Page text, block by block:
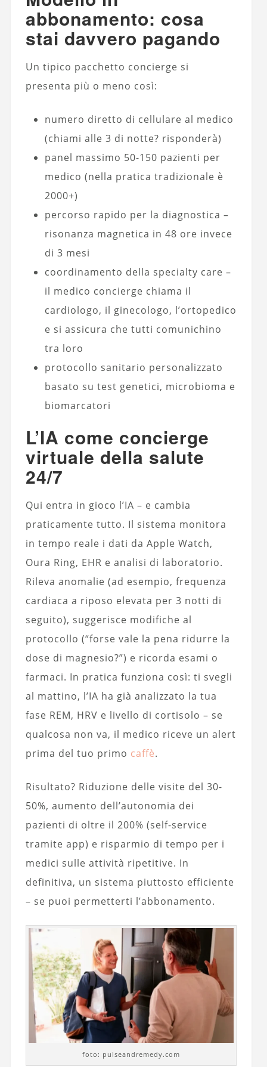
abbonamento: cosa
stai davvero pagando
Un tipico pacchetto concierge si
presenta più o meno così:
numero diretto di cellulare al medico
(chiami alle 3 di notte? risponderà)
panel massimo 50-150 pazienti per
medico (nella pratica tradizionale è
2000+)
percorso rapido per la diagnostica –
risonanza magnetica in 48 ore invece
di 3 mesi
coordinamento della specialty care –
il medico concierge chiama il
cardiologo, il ginecologo, l’ortopedico
e si assicura che tutti comunichino
tra loro
protocollo sanitario personalizzato
basato su test genetici, microbioma e
biomarcatori
L’IA come concierge
virtuale della salute
24/7
Qui entra in gioco l’IA – e cambia
praticamente tutto. Il sistema monitora
in tempo reale i dati da Apple Watch,
Oura Ring, EHR e analisi di laboratorio.
Rileva anomalie (ad esempio, frequenza
cardiaca a riposo elevata per 3 notti di
seguito), suggerisce modifiche al
protocollo (“forse vale la pena ridurre la
dose di magnesio?”) e ricorda esami o
farmaci. In pratica funziona così: ti svegli
al mattino, l’IA ha già analizzato la tua
fase REM, HRV e livello di cortisolo – se
qualcosa non va, il medico riceve un alert
prima del tuo primo caffè.
Risultato? Riduzione delle visite del 30-
50%, aumento dell’autonomia dei
pazienti di oltre il 200% (self-service
tramite app) e risparmio di tempo per i
medici sulle attività ripetitive. In
definitiva, un sistema piuttosto efficiente
– se puoi permetterti l’abbonamento.
foto: pulseandremedy.com